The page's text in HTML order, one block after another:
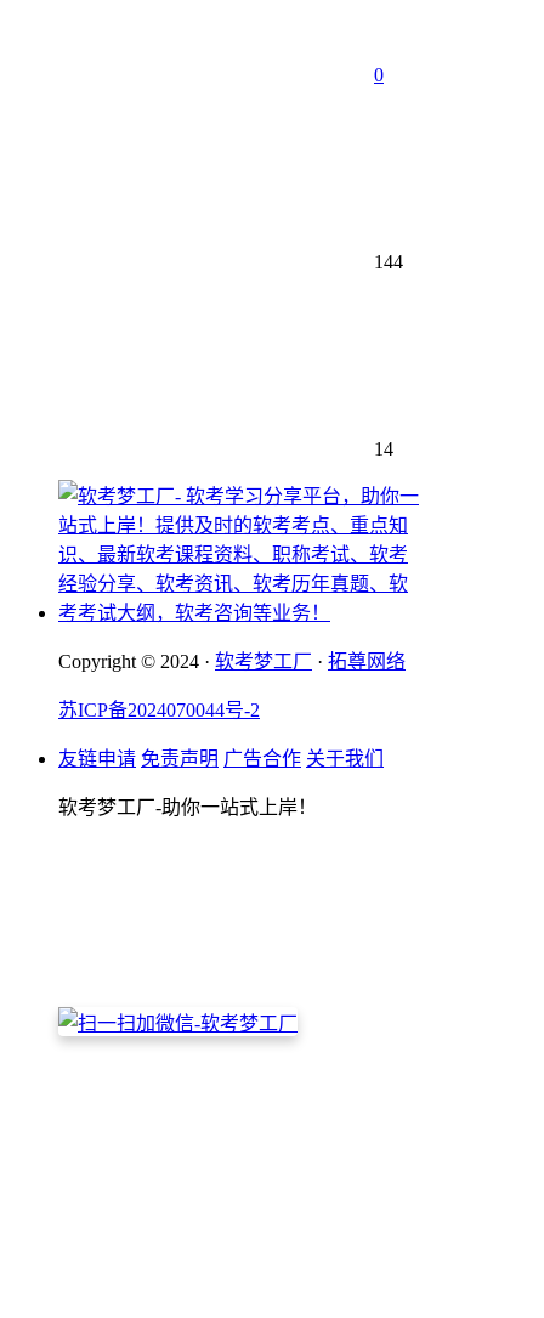
0
144
14
Copyright © 2024 · 软考梦工厂 · 拓尊网络
苏ICP备2024070044号-2
友链申请 免责声明 广告合作 关于我们
软考梦工厂-助你一站式上岸！